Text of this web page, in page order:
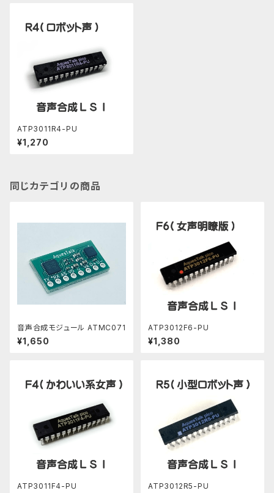
ATP3011R4-PU
¥1,270
同じカテゴリの商品
音声合成モジュール ATMC071
¥1,650
ATP3012F6-PU
¥1,380
ATP3011F4-PU ATP3012R5-PU